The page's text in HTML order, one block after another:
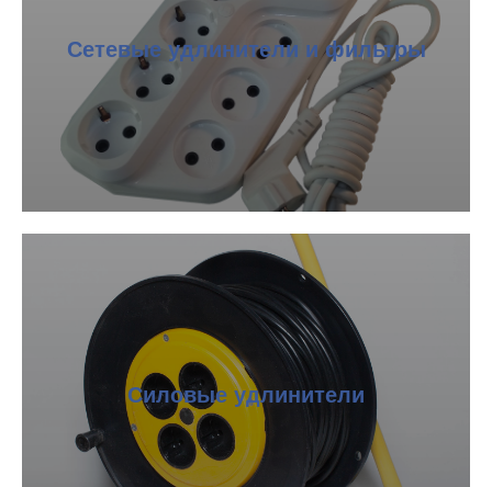
Сетевые удлинители и фильтры
Силовые удлинители